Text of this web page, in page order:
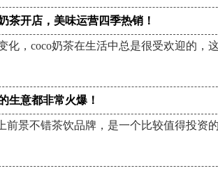
茶开店，美味运营四季热销！
化，coco奶茶在生活中总是很受欢迎的，
生意都非常火爆！
前景不错茶饮品牌，是一个比较值得投资